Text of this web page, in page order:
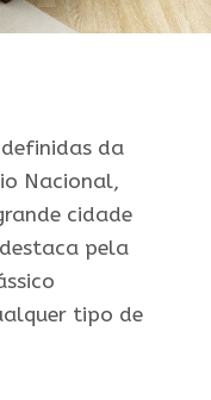
da
Nacional,
cidade
pela
tipo de